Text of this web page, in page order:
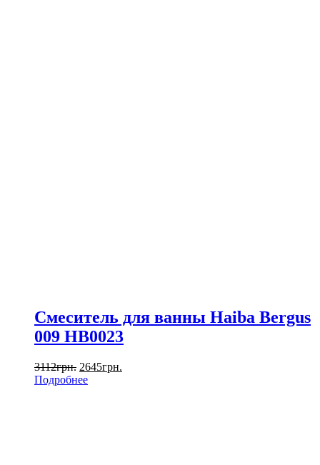
Смеситель для ванны Haiba Bergus
009 HB0023
3112грн. 2645грн.
Подробнее